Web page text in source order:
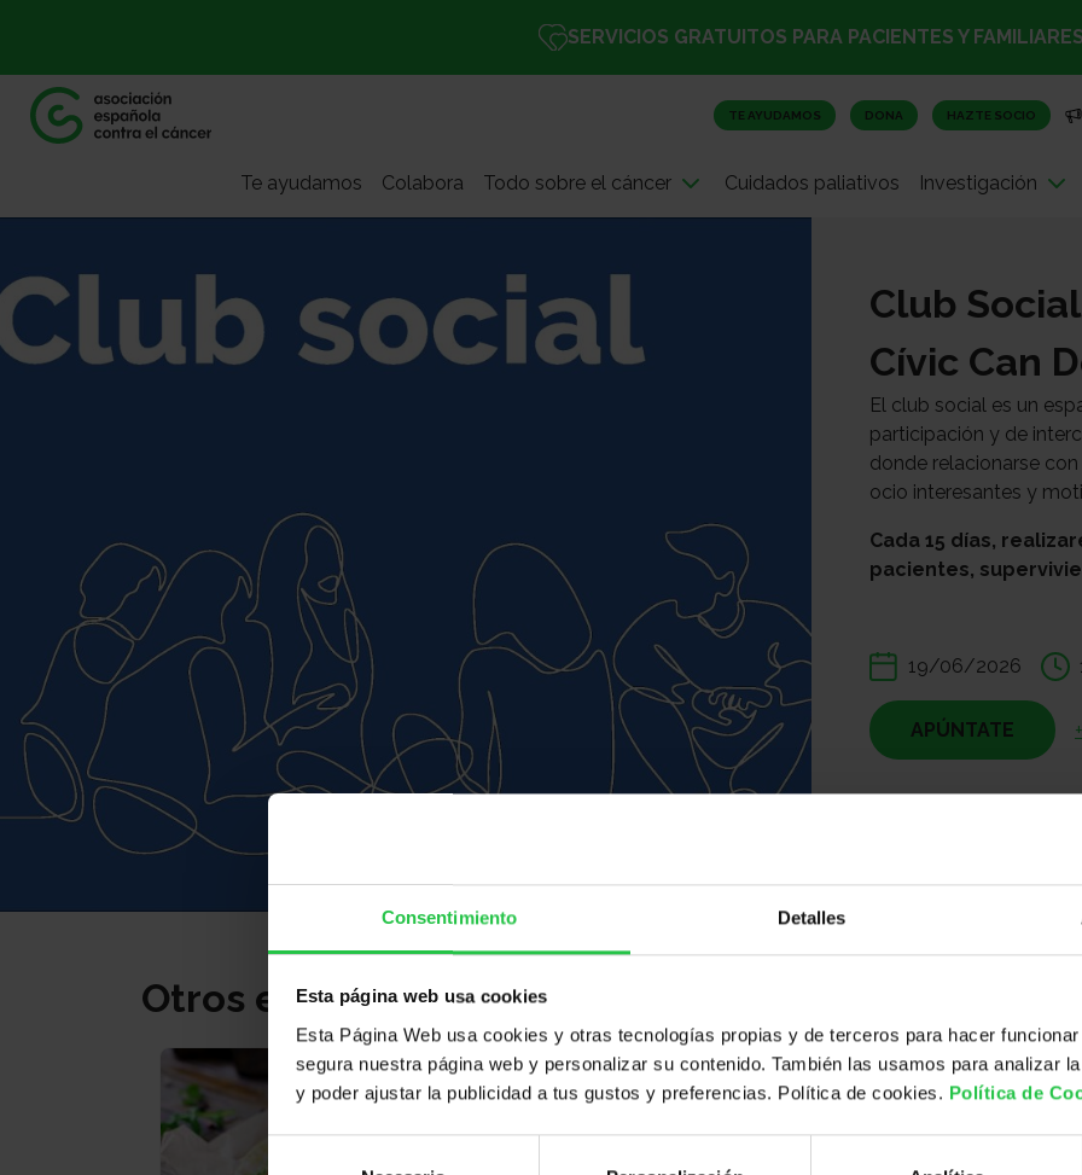
Consentimiento Detalles
Esta página web usa cookies
Esta Página Web usa cookies y otras tecnologías propias y de terceros para hacer
segura nuestra página web y personalizar su contenido. También las usamos para analizar
y poder ajustar la publicidad a tus gustos y preferencias. Política de cookies. Política de
SERVICIOS GRATUITOS PARA PACIENTES Y FAMILIARES
TE AYUDAMOS DONA HAZTE SOCIO
Te ayudamos Colabora Todo sobre el cáncer Cuidados paliativos Investigación
Club
Cívic Can
El club social es un
participación y de
donde relacionarse
ocio interesantes y
Cada 15 días,
pacientes,
19/06/2026
APÚNTATE
Otros eventos